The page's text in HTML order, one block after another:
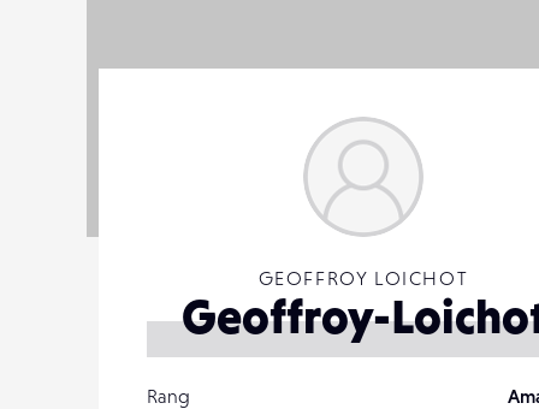
GEOFFROY LOICHOT
Geoffroy-
Rang